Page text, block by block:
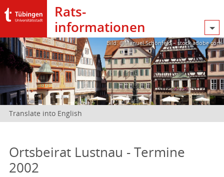
Rats­
informationen
Bild: @Manuel Schönfeld – stock.adobe.com
Translate into English
Ortsbeirat Lustnau - Termine
2002